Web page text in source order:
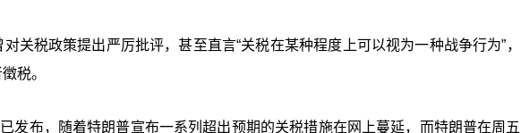
关税政策提出严厉批评，甚至直言“关税在某种程度上可以视为一种战争行为”，
税。
发布，随着特朗普宣布一系列超出预期的关税措施在网上蔓延，而特朗普在周五